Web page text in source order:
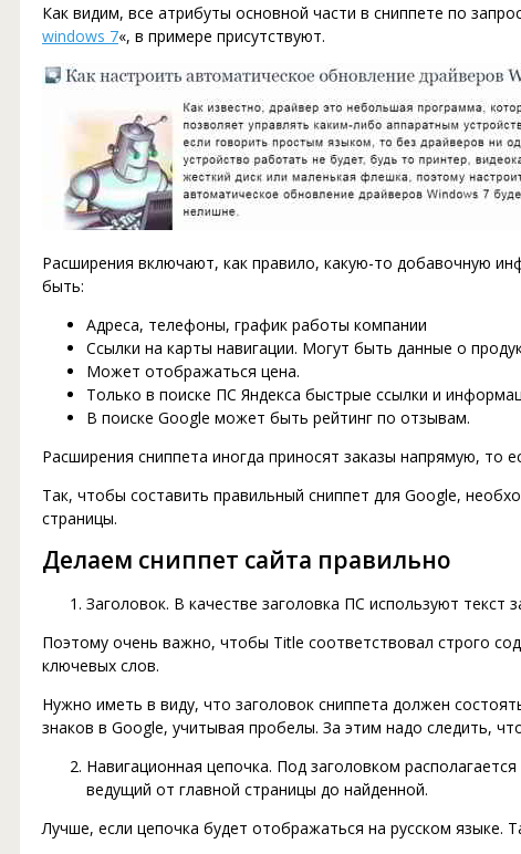
Как видим, все атрибуты основной части в сниппете по
windows 7«, в примере присутствуют.
Расширения включают, как правило, какую-то добавочную
быть:
Адреса, телефоны, график работы компании
Ссылки на карты навигации. Могут быть данные о
Может отображаться цена.
Только в поиске ПС Яндекса быстрые ссылки и
В поиске Google может быть рейтинг по отзывам.
Расширения сниппета иногда приносят заказы напрямую, то
Так, чтобы составить правильный сниппет для Google,
страницы.
Делаем сниппет сайта правильно
Заголовок. В качестве заголовка ПС используют текст
Поэтому очень важно, чтобы Title соответствовал строго
ключевых слов.
Нужно иметь в виду, что заголовок сниппета должен
знаков в Google, учитывая пробелы. За этим надо следить,
Навигационная цепочка. Под заголовком
ведущий от главной страницы до найденной.
Лучше, если цепочка будет отображаться на русском языке.